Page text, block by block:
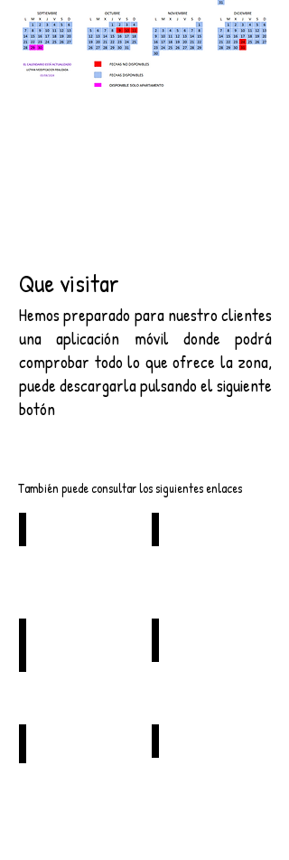
Que visitar
Hemos preparado para nuestro clientes
una aplicación móvil donde podrá
comprobar todo lo que ofrece la zona,
puede descargarla pulsando el siguiente
botón
También puede consultar los siguientes enlaces